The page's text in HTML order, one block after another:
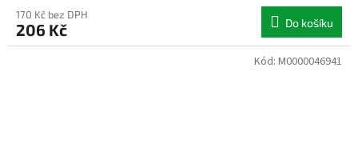
170 Kč bez DPH
206 Kč Do košíku
Kód: M0000046941